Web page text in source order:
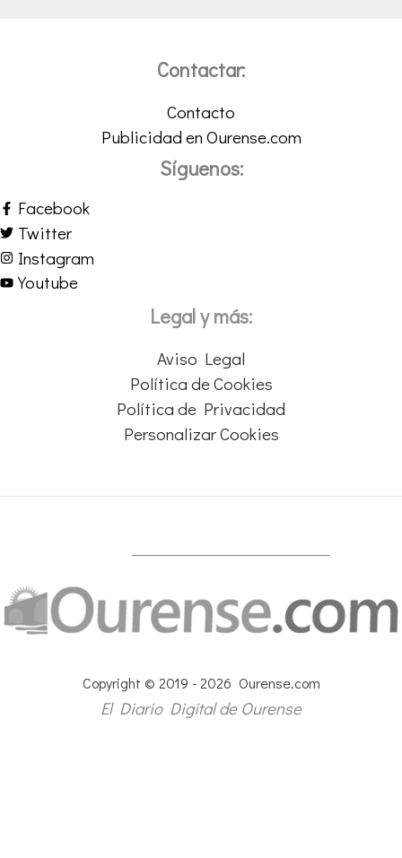
Contactar:
Contacto
Publicidad en Ourense.com
Síguenos:
Facebook
Twitter
Instagram
Youtube
Legal y más:
Aviso Legal
Política de Cookies
Política de Privacidad
Personalizar Cookies
Copyright © 2019 - 2026 Ourense.com
El Diario Digital de Ourense